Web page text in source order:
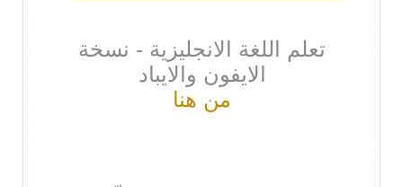
تعلم اللغة الانجليزية - نسخة
الايفون والايباد
من هنا